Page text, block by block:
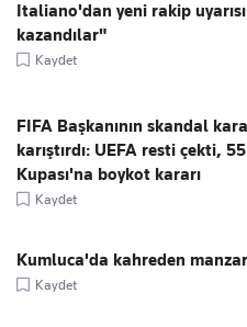
Italiano'dan yeni rakip
kazandılar"
Kaydet
FIFA Başkanının skandal
karıştırdı: UEFA resti çekti,
Kupası'na boykot kararı
Kaydet
Kumluca'da kahreden
Kaydet